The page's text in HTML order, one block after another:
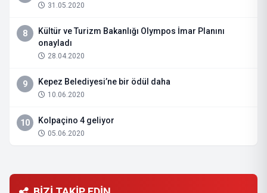
31.05.2020
8
Kültür ve Turizm Bakanlığı Olympos İmar Planını
onayladı
28.04.2020
9 Kepez Belediyesi’ne bir ödül daha
10.06.2020
10 Kolpaçino 4 geliyor
05.06.2020